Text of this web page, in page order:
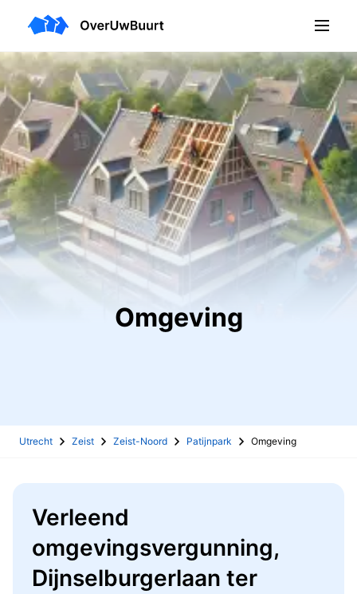
Omgeving
Utrecht Zeist Zeist-Noord Patijnpark Omgeving
Verleend
omgevingsvergunning,
Dijnselburgerlaan ter